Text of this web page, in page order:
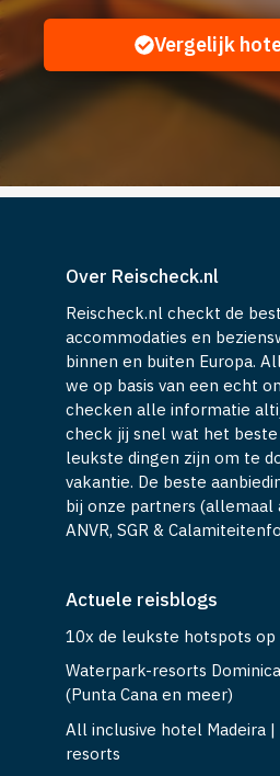
Vergelijk
Over Reischeck.nl
Reischeck.nl checkt de
accommodaties en
binnen en buiten Europa.
we op basis van een echt
checken alle informatie
check jij snel wat het
leukste dingen zijn om te
vakantie. De beste
bij onze partners (allemaal
ANVR, SGR &
Actuele reisblogs
10x de leukste hotspots op
Waterpark-resorts
(Punta Cana en meer)
All inclusive hotel Madeira |
resorts